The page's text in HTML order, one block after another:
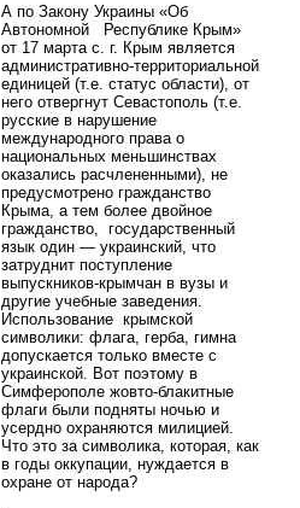
А по Закону Украины «Об
Автономной Республике Крым»
от 17 марта с. г. Крым является
административно-территориальной
единицей (т.е. статус области), от
него отвергнут Севастополь (т.е.
русские в нарушение
международного права о
национальных меньшинствах
оказались расчлененными), не
предусмотрено гражданство
Крыма, а тем более двойное
гражданство, государственный
язык один — украинский, что
затруднит поступление
выпускников-крымчан в вузы и
другие учебные заведения.
Использование крымской
символики: флага, герба, гимна
допускается только вместе с
украинской. Вот поэтому в
Симферополе жовто-блакитные
флаги были подняты ночью и
усердно охраняются милицией.
Что это за символика, которая, как
в годы оккупации, нуждается в
охране от народа?